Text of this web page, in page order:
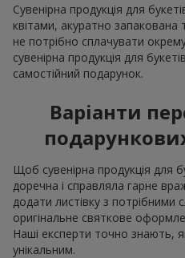
Сувенірна продукція для
квітами, акуратно
не потрібно сплачувати
сувенірна продукція для
самостійний подарунок.
Варіанти
Щоб сувенірна продукція для
доречна і справляла гарне
додати листівку з потрібними
оригінальне святкове
Наші експерти точно знають,
унікальним.